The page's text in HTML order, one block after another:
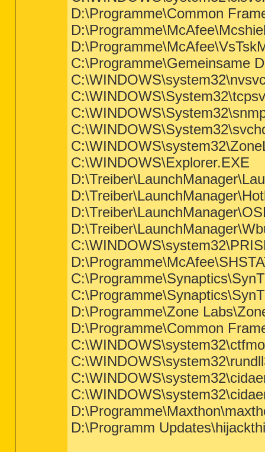
D:\Programme\Common
C:\Programme\Gemeinsame
C:\WINDOWS\Explorer.EXE
D:\Programme\Zone
D:\Programme\Common
D:\Programm